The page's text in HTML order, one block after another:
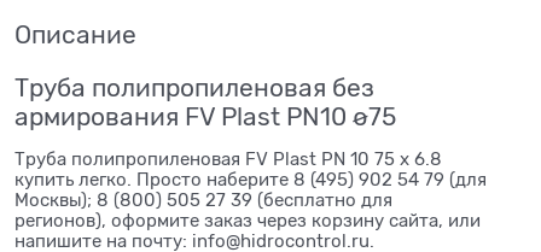
Описание
Труба полипропиленовая без
армирования FV Plast PN10 ø75
Труба полипропиленовая FV Plast PN 10 75 x 6.8
купить легко. Просто наберите 8 (495) 902 54 79 (для
Москвы); 8 (800) 505 27 39 (бесплатно для
регионов), оформите заказ через корзину сайта, или
напишите на почту: info@hidrocontrol.ru.